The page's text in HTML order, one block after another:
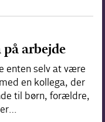
arbejde
enten selv at være
en kollega, der
til børn, forældre,